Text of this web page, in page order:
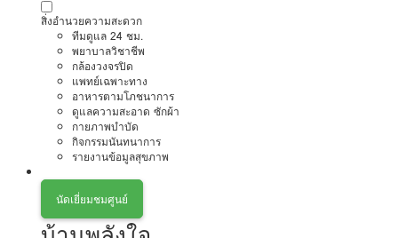
สิ่งอำนวยความสะดวก
ทีมดูแล 24 ชม.
พยาบาลวิชาชีพ
กล้องวงจรปิด
แพทย์เฉพาะทาง
อาหารตามโภชนาการ
ดูแลความสะอาด ซักผ้า
กายภาพบำบัด
กิจกรรมนันทนาการ
รายงานข้อมูลสุขภาพ
นัดเยี่ยมชมศูนย์